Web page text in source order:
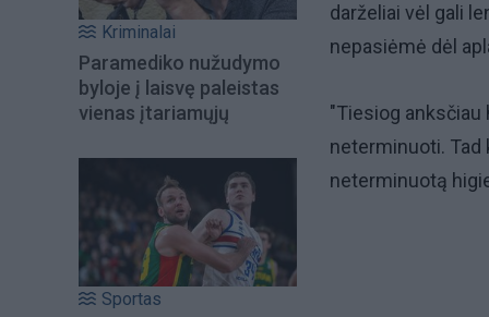
Kriminalai
Paramediko nužudymo
byloje į laisvę paleistas
vienas įtariamųjų
Sportas
darželiai vėl gali
nepasiėmė dėl
"Tiesiog anksčiau
neterminuoti. Tad
neterminuotą